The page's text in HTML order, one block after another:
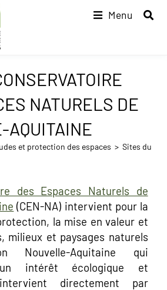
Menu
NATURELS DE
AQUITAINE
et protection des espaces > Sites du
des Espaces Naturels de
(CEN-NA) intervient pour la
la mise en valeur et
milieux et paysages naturels
Aquitaine qui
un intérêt écologique et
directement par